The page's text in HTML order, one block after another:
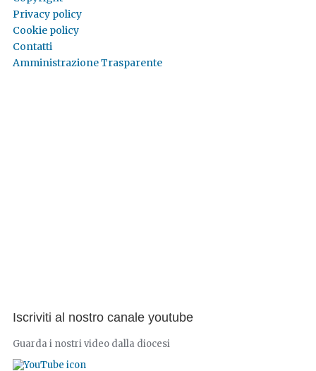
Privacy policy
Cookie policy
Contatti
Amministrazione Trasparente
Iscriviti al nostro canale youtube
Guarda i nostri video dalla diocesi